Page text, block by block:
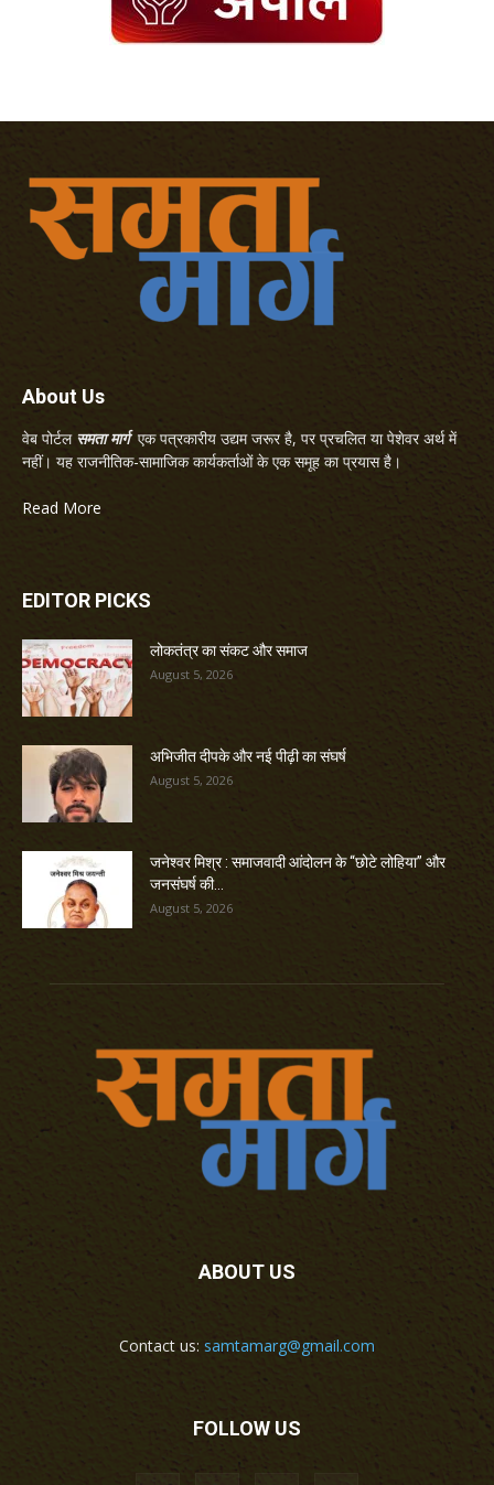
About Us
वेब पोर्टल समता मार्गएक पत्रकारीय उद्यम जरूर है, पर प्रचलित या पेशेवर अर्थ में
नहीं। यह राजनीतिक-सामाजिक कार्यकर्ताओं के एक समूह का प्रयास है।
Read More
EDITOR PICKS
लोकतंत्र का संकट और समाज
August 5, 2026
अभिजीत दीपके और नई पीढ़ी का संघर्ष
August 5, 2026
जनेश्वर मिश्र : समाजवादी आंदोलन के “छोटे लोहिया” और
जनसंघर्ष की...
August 5, 2026
ABOUT US
Contact us: samtamarg@gmail.com
FOLLOW US